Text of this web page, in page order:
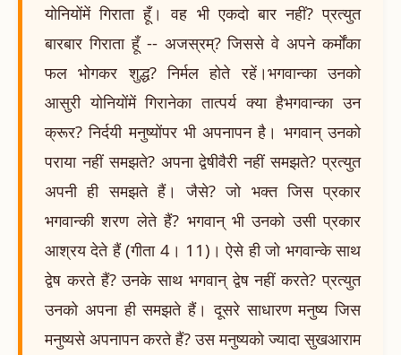
योनियोंमें गिराता हूँ। वह भी एकदो बार नहीं? प्रत्युत
बारबार गिराता हूँ -- अजस्रम्? जिससे वे अपने कर्मोंका
फल भोगकर शुद्ध? निर्मल होते रहें।भगवान्का उनको
आसुरी योनियोंमें गिरानेका तात्पर्य क्या हैभगवान्का उन
क्रूर? निर्दयी मनुष्योंपर भी अपनापन है। भगवान् उनको
पराया नहीं समझते? अपना द्वेषीवैरी नहीं समझते? प्रत्युत
अपनी ही समझते हैं। जैसे? जो भक्त जिस प्रकार
भगवान्की शरण लेते हैं? भगवान् भी उनको उसी प्रकार
आश्रय देते हैं (गीता 4। 11)। ऐसे ही जो भगवान्के साथ
द्वेष करते हैं? उनके साथ भगवान् द्वेष नहीं करते? प्रत्युत
उनको अपना ही समझते हैं। दूसरे साधारण मनुष्य जिस
मनुष्यसे अपनापन करते हैं? उस मनुष्यको ज्यादा सुखआराम